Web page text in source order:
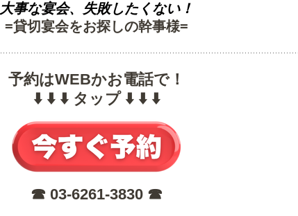
大事な宴会、失敗したくない！
=貸切宴会をお探しの幹事様=
予約はWEBかお電話で！
⬇️ ⬇️ ⬇️ タップ ⬇️ ⬇️ ⬇️
☎︎ 03-6261-3830 ☎︎